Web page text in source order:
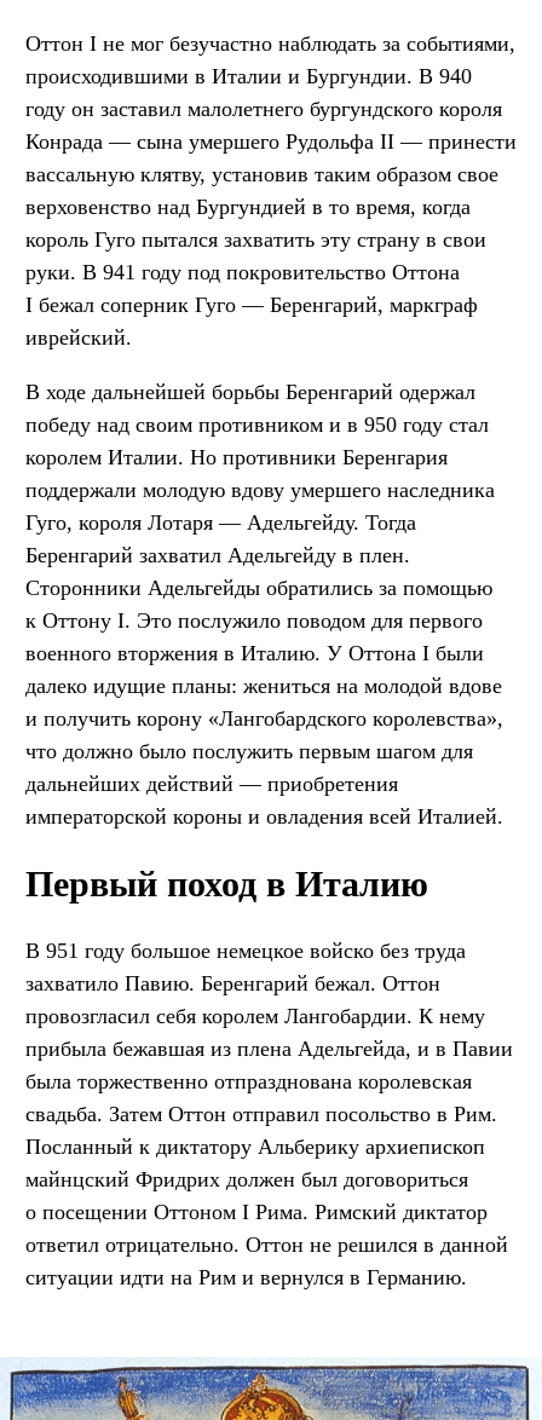
Оттон I не мог безучастно наблюдать за событиями,
происходившими в Италии и Бургундии. В 940
году он заставил малолетнего бургундского короля
Конрада — сына умершего Рудольфа II — принести
вассальную клятву, установив таким образом свое
верховенство над Бургундией в то время, когда
король Гуго пытался захватить эту страну в свои
руки. В 941 году под покровительство Оттона
I бежал соперник Гуго — Беренгарий, маркграф
иврейский.
В ходе дальнейшей борьбы Беренгарий одержал
победу над своим противником и в 950 году стал
королем Италии. Но противники Беренгария
поддержали молодую вдову умершего наследника
Гуго, короля Лотаря — Адельгейду. Тогда
Беренгарий захватил Адельгейду в плен.
Сторонники Адельгейды обратились за помощью
к Оттону I. Это послужило поводом для первого
военного вторжения в Италию. У Оттона I были
далеко идущие планы: жениться на молодой вдове
и получить корону «Лангобардского королевства»,
что должно было послужить первым шагом для
дальнейших действий — приобретения
императорской короны и овладения всей Италией.
Первый поход в Италию
В 951 году большое немецкое войско без труда
захватило Павию. Беренгарий бежал. Оттон
провозгласил себя королем Лангобардии. К нему
прибыла бежавшая из плена Адельгейда, и в Павии
была торжественно отпразднована королевская
свадьба. Затем Оттон отправил посольство в Рим.
Посланный к диктатору Альберику архиепископ
майнцский Фридрих должен был договориться
о посещении Оттоном I Рима. Римский диктатор
ответил отрицательно. Оттон не решился в данной
ситуации идти на Рим и вернулся в Германию.